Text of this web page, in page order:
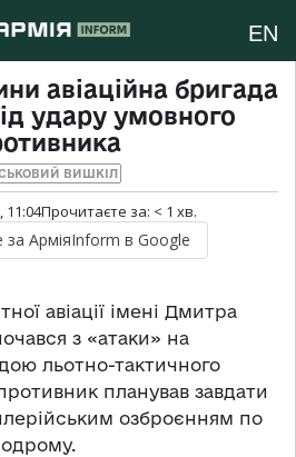
EN
авіаційна бригада
удару умовного
ВИШКІЛ
11:04Прочитаєте за: < 1 хв.
за АрміяInform в Google
авіації імені Дмитра
з «атаки» на
льотно-тактичного
планував завдати
озброєнням по